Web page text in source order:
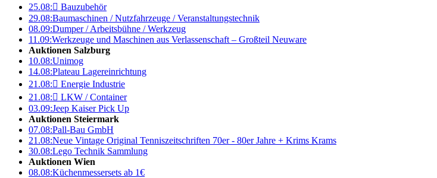
25.08: Bauzubehör
29.08:Baumaschinen / Nutzfahrzeuge / Veranstaltungstechnik
08.09:Dumper / Arbeitsbühne / Werkzeug
11.09:Werkzeuge und Maschinen aus Verlassenschaft – Großteil Neuware
Auktionen Salzburg
10.08:Unimog
14.08:Plateau Lagereinrichtung
21.08: Energie Industrie
21.08: LKW / Container
03.09:Jeep Kaiser Pick Up
Auktionen Steiermark
07.08:Pall-Bau GmbH
21.08:Neue Vintage Original Tenniszeitschriften 70er - 80er Jahre + Krims Krams
30.08:Lego Technik Sammlung
Auktionen Wien
08.08:Küchenmessersets ab 1€